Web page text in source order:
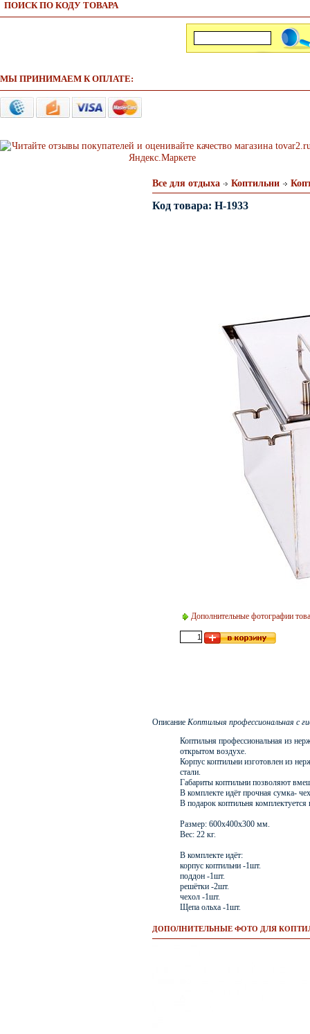
ПОИСК ПО КОДУ ТОВАРА
МЫ ПРИНИМАЕМ К ОПЛАТЕ:
Все для отдыха Коптильни
Код товара: H-1933
Дополнительные фотографии
Описание Коптильня профессиональная с
Коптильня профессиональная из
открытом воздухе.
Корпус коптильни изготовлен из
стали.
Габариты коптильни позволяют
В комплекте идёт прочная сумка-
В подарок коптильня
Размер: 600х400х300 мм.
Вес: 22 кг.
В комплекте идёт:
корпус коптильни -1шт.
поддон -1шт.
решётки -2шт.
чехол -1шт.
Щепа ольха -1шт.
ДОПОЛНИТЕЛЬНЫЕ ФОТО ДЛЯ